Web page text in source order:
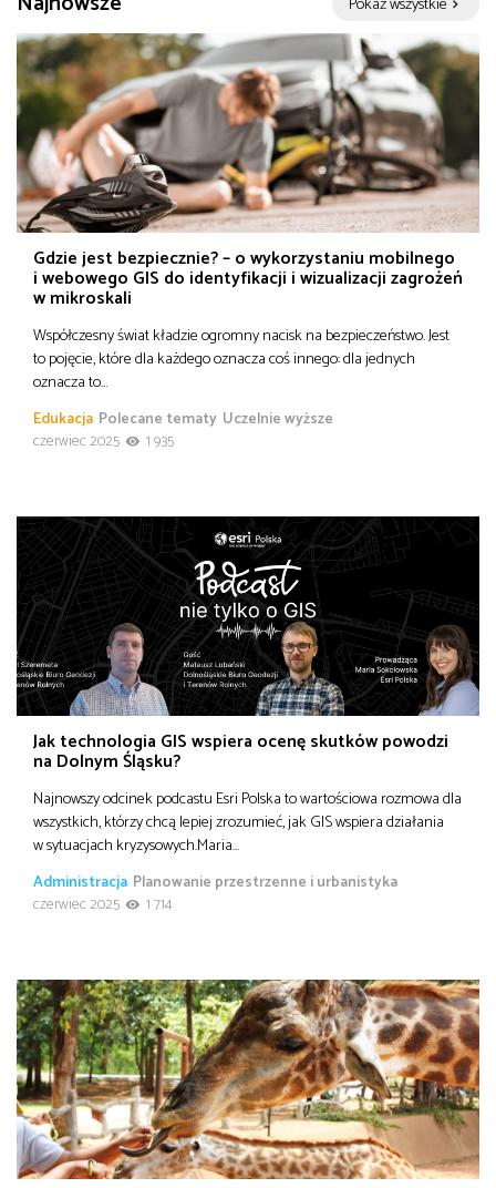
do
Biznes
Infrastruktura i telekomunikacja
Turystyka i rekreacja
Architektura, inżynieria i budownictwo
Gdzie jest bezpiecznie? – o wykorzystaniu mobilnego
i webowego GIS do identyfikacji i wizualizacji zagrożeń
w mikroskali
Współczesny świat kładzie ogromny nacisk na bezpieczeństwo. Jest
to pojęcie, które dla każdego oznacza coś innego: dla jednych
oznacza to…
Edukacja Polecane tematy Uczelnie wyższe
czerwiec 2025
1 935
Jak technologia GIS wspiera ocenę skutków powodzi
na Dolnym Śląsku?
Najnowszy odcinek podcastu Esri Polska to wartościowa rozmowa dla
wszystkich, którzy chcą lepiej zrozumieć, jak GIS wspiera działania
w sytuacjach kryzysowych.Maria…
Administracja Planowanie przestrzenne i urbanistyka
czerwiec 2025
1 714